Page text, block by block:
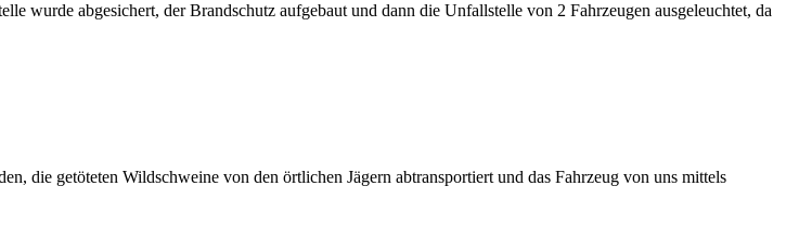
wurde abgesichert, der Brandschutz aufgebaut und dann die Unfallstelle von 2 Fahrzeugen ausgeleuchtet, da
die getöteten Wildschweine von den örtlichen Jägern abtransportiert und das Fahrzeug von uns mittels